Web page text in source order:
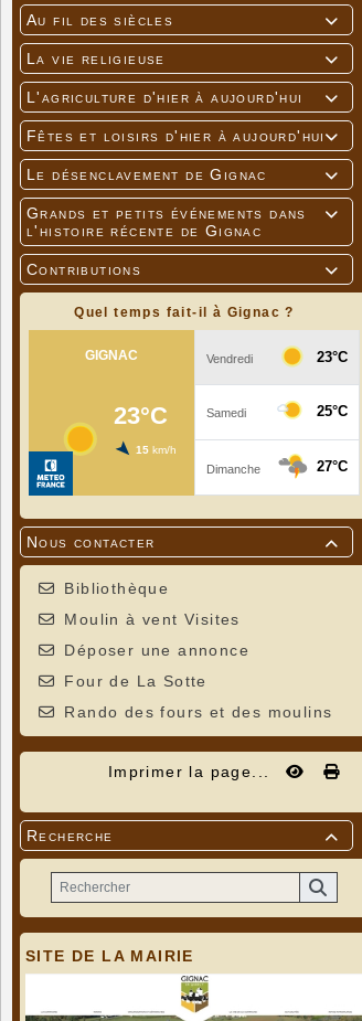

Au fil des siècles

La vie religieuse

L'agriculture d'hier à aujourd'hui

Fêtes et loisirs d'hier à aujourd'hui

Le désenclavement de Gignac

Grands et petits événements dans
l'histoire récente de Gignac

Contributions
Quel temps fait-il à Gignac ?

Nous contacter
Bibliothèque
Moulin à vent Visites
Déposer une annonce
Four de La Sotte
Rando des fours et des moulins
Imprimer la page...

Recherche
SITE DE LA MAIRIE